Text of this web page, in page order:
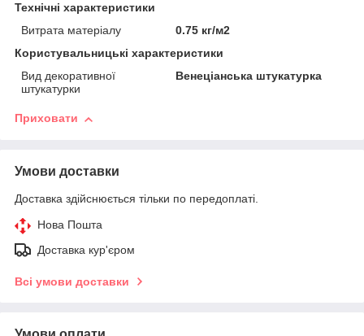
Технічні характеристики
Витрата матеріалу
0.75 кг/м2
Користувальницькі характеристики
Вид декоративної
штукатурки
Венеціанська штукатурка
Приховати
Умови доставки
Доставка здійснюється тільки по передоплаті.
Нова Пошта
Доставка кур'єром
Всі умови доставки